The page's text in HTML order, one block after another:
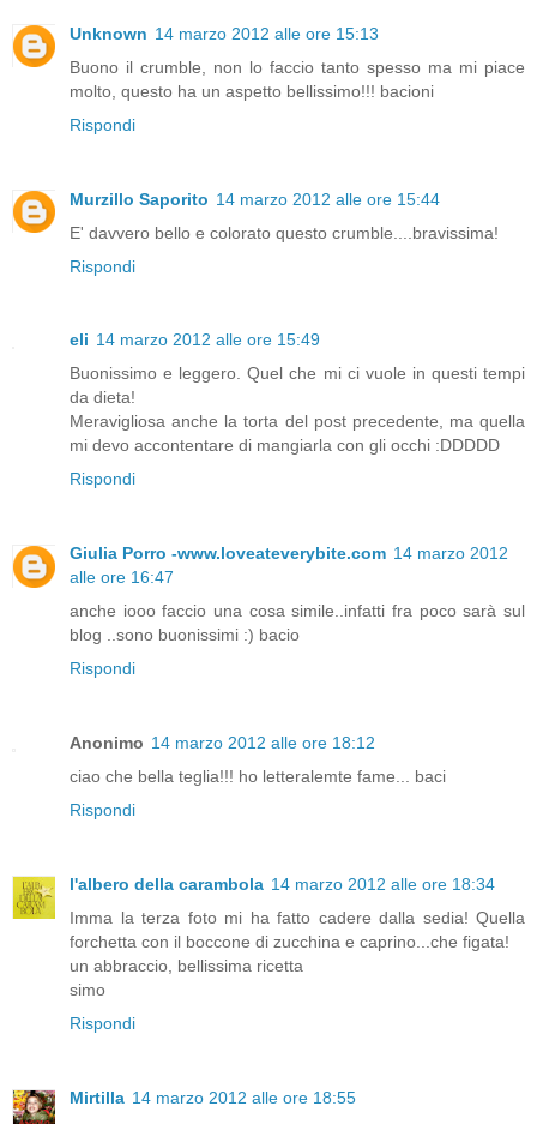
Unknown 14 marzo 2012 alle ore 15:13
Buono il crumble, non lo faccio tanto spesso ma mi piace
molto, questo ha un aspetto bellissimo!!! bacioni
Rispondi
Murzillo Saporito 14 marzo 2012 alle ore 15:44
E' davvero bello e colorato questo crumble....bravissima!
Rispondi
eli 14 marzo 2012 alle ore 15:49
Buonissimo e leggero. Quel che mi ci vuole in questi tempi
da dieta!
Meravigliosa anche la torta del post precedente, ma quella
mi devo accontentare di mangiarla con gli occhi :DDDDD
Rispondi
Giulia Porro -www.loveateverybite.com 14 marzo 2012
alle ore 16:47
anche iooo faccio una cosa simile..infatti fra poco sarà sul
blog ..sono buonissimi :) bacio
Rispondi
Anonimo 14 marzo 2012 alle ore 18:12
ciao che bella teglia!!! ho letteralemte fame... baci
Rispondi
l'albero della carambola 14 marzo 2012 alle ore 18:34
Imma la terza foto mi ha fatto cadere dalla sedia! Quella
forchetta con il boccone di zucchina e caprino...che figata!
un abbraccio, bellissima ricetta
simo
Rispondi
Mirtilla 14 marzo 2012 alle ore 18:55